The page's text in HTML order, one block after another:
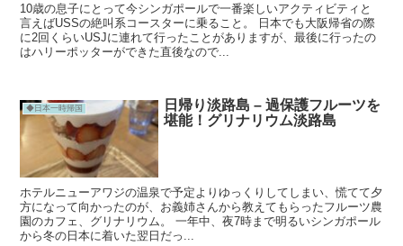
10歳の息子にとって今シンガポールで一番楽しいアクティビティと
言えばUSSの絶叫系コースターに乗ること。 日本でも大阪帰省の際
に2回くらいUSJに連れて行ったことがありますが、最後に行ったの
はハリーポッターができた直後なので...
◆日本一時帰国
日帰り淡路島 – 過保護フルーツを
堪能！グリナリウム淡路島
ホテルニューアワジの温泉で予定よりゆっくりしてしまい、慌てて夕
方になって向かったのが、お義姉さんから教えてもらったフルーツ農
園のカフェ、グリナリウム。 一年中、夜7時まで明るいシンガポール
から冬の日本に着いた翌日だっ...